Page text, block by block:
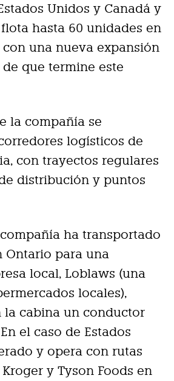
Unidos y Canadá y
hasta 60 unidades en
una nueva expansión
que termine este
la compañía se
logísticos de
con trayectos regulares
distribución y puntos
ha transportado
Ontario para una
local, Loblaws (una
locales),
cabina un conductor
el caso de Estados
y opera con rutas
y Tyson Foods en